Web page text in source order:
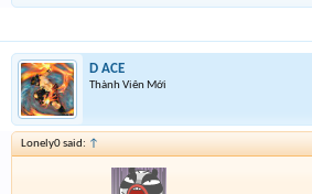
D ACE
Thành Viên Mới
Lonely0 said: ↑